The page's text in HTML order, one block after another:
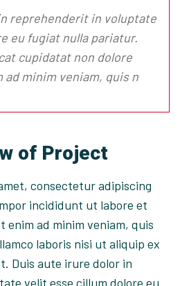
reprehenderit in voluptate
eu fugiat nulla pariatur.
cupidatat non dolore
ad minim veniam, quis n
of Project
consectetur adipiscing
incididunt ut labore et
enim ad minim veniam, quis
laboris nisi ut aliquip ex
Duis aute irure dolor in
velit esse cillum dolore eu